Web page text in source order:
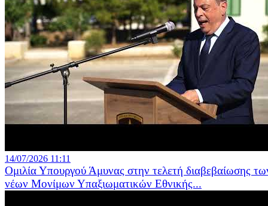
14/07/2026 11:11
Ομιλία Υπουργού Άμυνας στην τελετή διαβεβαίωσης
νέων Μονίμων Υπαξιωματικών Εθνικής...